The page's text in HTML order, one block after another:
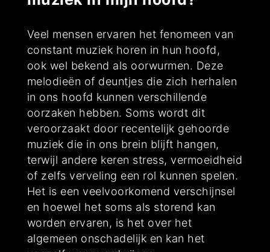
Veel mensen ervaren het fenomeen van
constant muziek horen in hun hoofd,
ook wel bekend als oorwurmen. Deze
melodieën of deuntjes die zich herhalen
in ons hoofd kunnen verschillende
oorzaken hebben. Soms wordt dit
veroorzaakt door recentelijk gehoorde
muziek die in ons brein blijft hangen,
terwijl andere keren stress, vermoeidheid
of zelfs verveling een rol kunnen spelen.
Het is een veelvoorkomend verschijnsel
en hoewel het soms als storend kan
worden ervaren, is het over het
algemeen onschadelijk en kan het